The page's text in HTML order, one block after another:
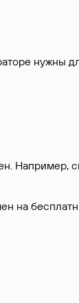
нужны
Например,
на